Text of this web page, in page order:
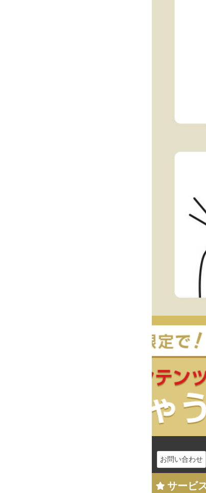
お問い合わせ
サービ